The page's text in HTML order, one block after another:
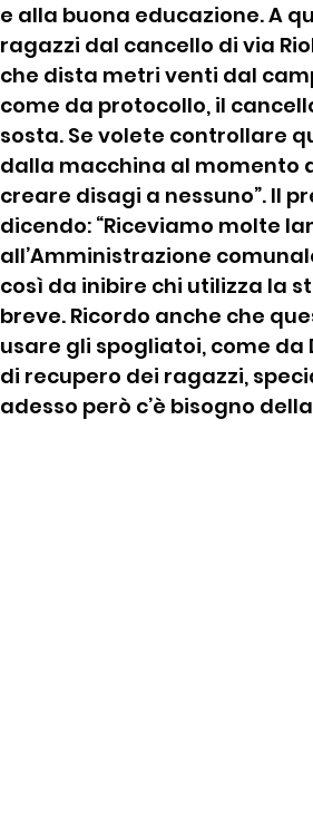
e alla buona educazione. A
ragazzi dal cancello di via
che dista metri venti dal
come da protocollo, il
sosta. Se volete controllare
dalla macchina al momento
creare disagi a nessuno”. Il
dicendo: “Riceviamo molte
all’Amministrazione
così da inibire chi utilizza la
breve. Ricordo anche che
usare gli spogliatoi, come da
di recupero dei ragazzi,
adesso però c’è bisogno